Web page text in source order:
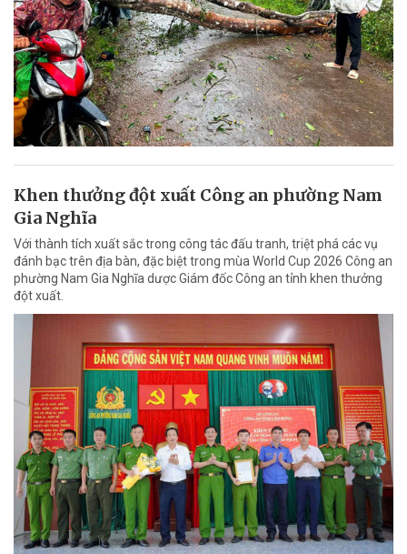
Khen thưởng đột xuất Công an phường Nam
Gia Nghĩa
Với thành tích xuất sắc trong công tác đấu tranh, triệt phá các vụ
đánh bạc trên địa bàn, đặc biệt trong mùa World Cup 2026 Công an
phường Nam Gia Nghĩa dược Giám đốc Công an tỉnh khen thưởng
đột xuất.